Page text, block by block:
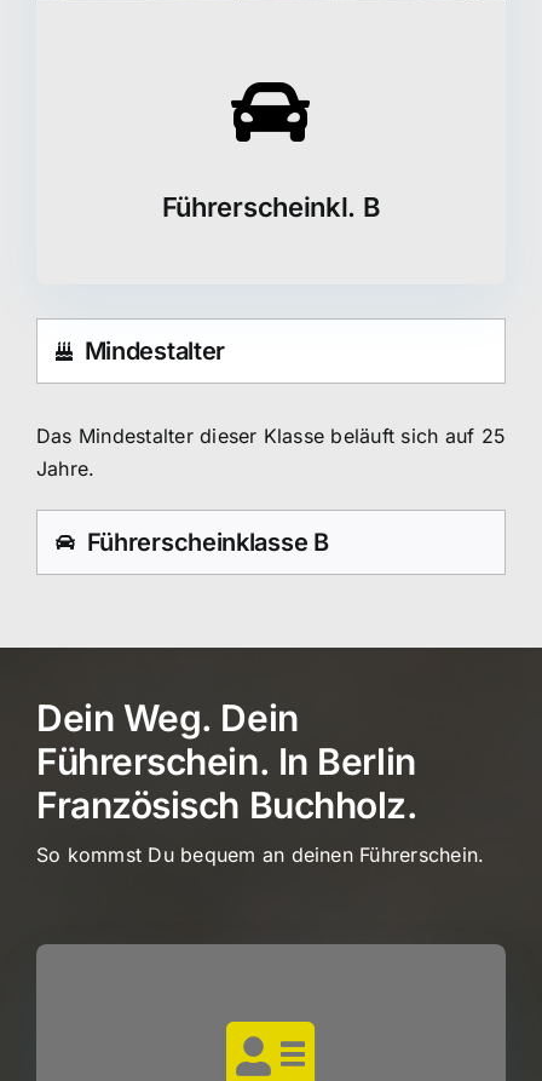
Führerscheinkl. B
Mindestalter
Das Mindestalter dieser Klasse beläuft sich auf 25
Jahre.
Führerscheinklasse B
Dein Weg. Dein
Führerschein. In Berlin
Französisch Buchholz.
So kommst Du bequem an deinen Führerschein.